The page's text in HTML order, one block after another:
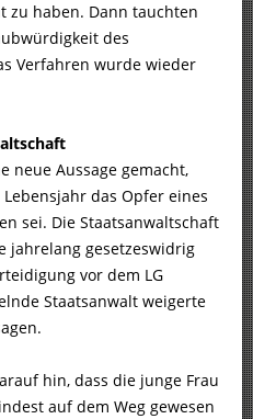
zu haben. Dann tauchten
des
Verfahren wurde wieder
neue Aussage gemacht,
das Opfer eines
sei. Die Staatsanwaltschaft
jahrelang gesetzeswidrig
vor dem LG
Staatsanwalt weigerte
hin, dass die junge Frau
auf dem Weg gewesen